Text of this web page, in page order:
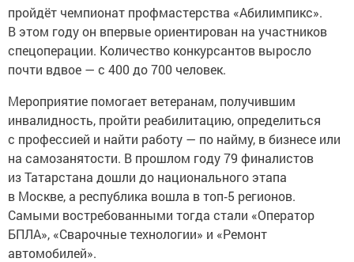
пройдёт чемпионат профмастерства «Абилимпикс».
В этом году он впервые ориентирован на участников
спецоперации. Количество конкурсантов выросло
почти вдвое — с 400 до 700 человек.
Мероприятие помогает ветеранам, получившим
инвалидность, пройти реабилитацию, определиться
с профессией и найти работу — по найму, в бизнесе или
на самозанятости. В прошлом году 79 финалистов
из Татарстана дошли до национального этапа
в Москве, а республика вошла в топ‑5 регионов.
Самыми востребованными тогда стали «Оператор
БПЛА», «Сварочные технологии» и «Ремонт
автомобилей».